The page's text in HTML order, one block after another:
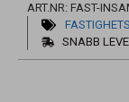
ART.NR: FAST-
SNABB